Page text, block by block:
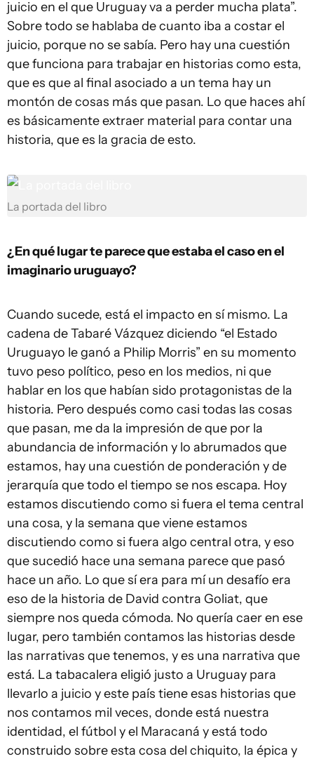
juicio en el que Uruguay va a perder mucha plata”.
Sobre todo se hablaba de cuanto iba a costar el
juicio, porque no se sabía. Pero hay una cuestión
que funciona para trabajar en historias como esta,
que es que al final asociado a un tema hay un
montón de cosas más que pasan. Lo que haces ahí
es básicamente extraer material para contar una
historia, que es la gracia de esto.
La portada del libro
¿En qué lugar te parece que estaba el caso en el
imaginario uruguayo?
Cuando sucede, está el impacto en sí mismo. La
cadena de Tabaré Vázquez diciendo “el Estado
Uruguayo le ganó a Philip Morris” en su momento
tuvo peso político, peso en los medios, ni que
hablar en los que habían sido protagonistas de la
historia. Pero después como casi todas las cosas
que pasan, me da la impresión de que por la
abundancia de información y lo abrumados que
estamos, hay una cuestión de ponderación y de
jerarquía que todo el tiempo se nos escapa. Hoy
estamos discutiendo como si fuera el tema central
una cosa, y la semana que viene estamos
discutiendo como si fuera algo central otra, y eso
que sucedió hace una semana parece que pasó
hace un año. Lo que sí era para mí un desafío era
eso de la historia de David contra Goliat, que
siempre nos queda cómoda. No quería caer en ese
lugar, pero también contamos las historias desde
las narrativas que tenemos, y es una narrativa que
está. La tabacalera eligió justo a Uruguay para
llevarlo a juicio y este país tiene esas historias que
nos contamos mil veces, donde está nuestra
identidad, el fútbol y el Maracaná y está todo
construido sobre esta cosa del chiquito, la épica y